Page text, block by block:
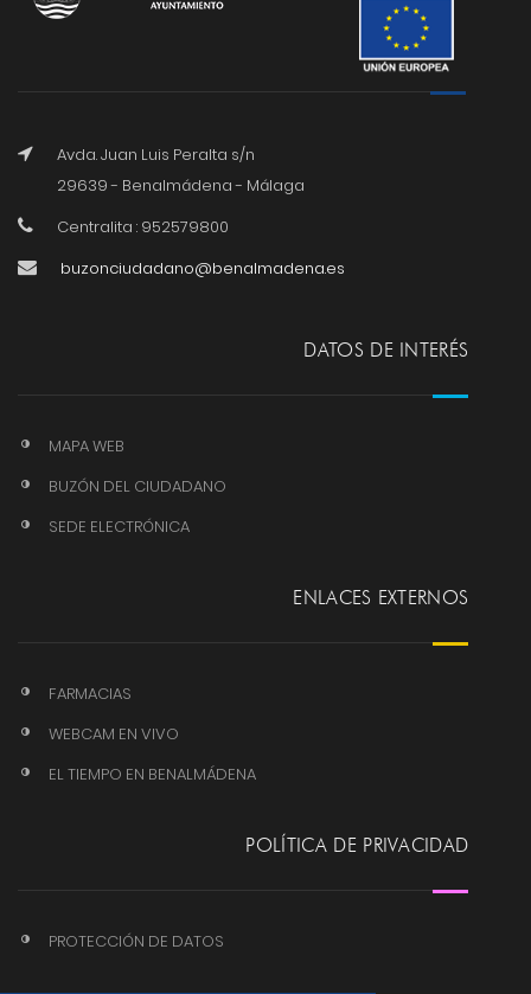
Avda. Juan Luis Peralta s/n
29639 - Benalmádena - Málaga
Centralita : 952579800
buzonciudadano@benalmadena.es
DATOS DE INTERÉS
MAPA WEB
BUZÓN DEL CIUDADANO
SEDE ELECTRÓNICA
ENLACES EXTERNOS
FARMACIAS
WEBCAM EN VIVO
EL TIEMPO EN BENALMÁDENA
POLÍTICA DE PRIVACIDAD
PROTECCIÓN DE DATOS